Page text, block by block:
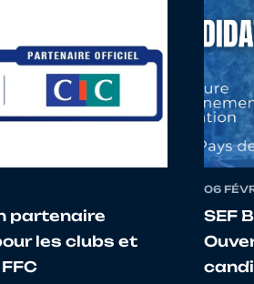
partenaire
les clubs et
06
SEF